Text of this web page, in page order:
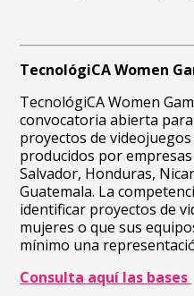
TecnológiCA Women
TecnológiCA Women
convocatoria abierta
proyectos de
producidos por
Salvador, Honduras,
Guatemala. La
identificar proyectos de
mujeres o que sus
mínimo una
Consulta aquí las bases